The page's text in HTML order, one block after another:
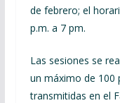
de febrero; el
p.m. a 7 pm.
Las sesiones se
un máximo de 100
transmitidas en el